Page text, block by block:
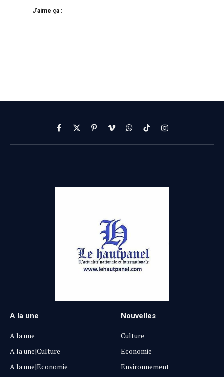
J’aime ça :
Facebook
X
(Twitter)
PinterestVimeoWhatsApp
TikTokInstagram
A la une
A la une
A la une|Culture
A la une|Economie
Nouvelles
Culture
Economie
Environnement